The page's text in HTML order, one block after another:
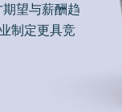
望与薪酬趋
制定更具竞